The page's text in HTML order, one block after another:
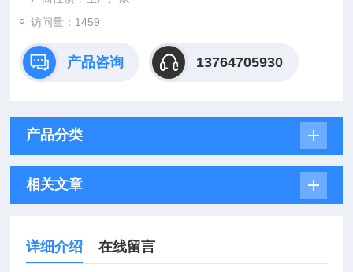
访问量：1459
产品咨询 13764705930
产品分类
相关文章
详细介绍 在线留言